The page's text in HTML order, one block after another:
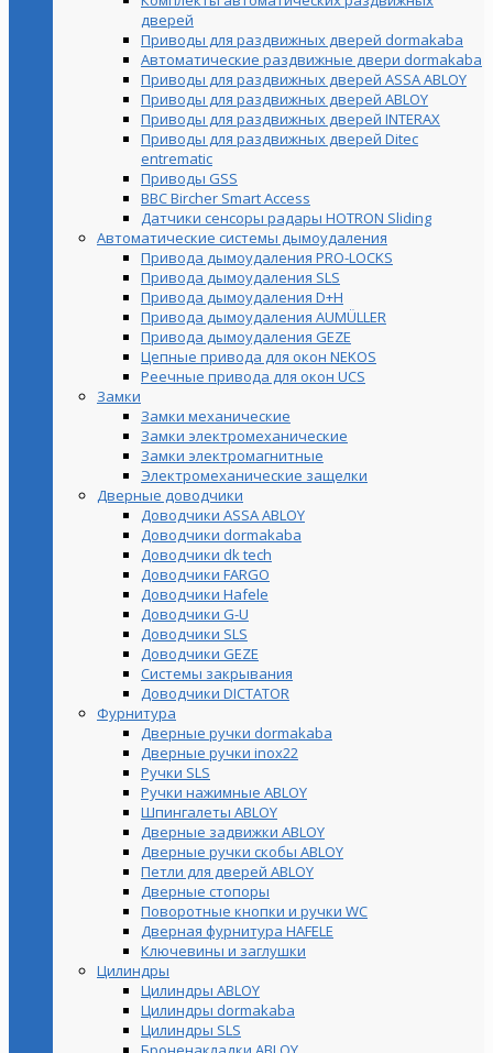
дверей
Приводы для раздвижных дверей dormakaba
Автоматические раздвижные двери dormakaba
Приводы для раздвижных дверей ASSA ABLOY
Приводы для раздвижных дверей ABLOY
Приводы для раздвижных дверей INTERAX
Приводы для раздвижных дверей Ditec
entrematic
Приводы GSS
BBC Bircher Smart Access
Датчики сенсоры радары HOTRON Sliding
Автоматические системы дымоудаления
Привода дымоудаления PRO-LOCKS
Привода дымоудаления SLS
Привода дымоудаления D+H
Привода дымоудаления AUMÜLLER
Привода дымоудаления GEZE
Цепные привода для окон NEKOS
Реечные привода для окон UСS
Замки
Замки механические
Замки электромеханические
Замки электромагнитные
Электромеханические защелки
Дверные доводчики
Доводчики ASSA ABLOY
Доводчики dormakaba
Доводчики dk tech
Доводчики FARGO
Доводчики Hafele
Доводчики G-U
Доводчики SLS
Доводчики GEZE
Cистемы закрывания
Доводчики DICTATOR
Фурнитура
Дверные ручки dormakaba
Дверные ручки inox22
Ручки SLS
Ручки нажимные ABLOY
Шпингалеты ABLOY
Дверные задвижки ABLOY
Дверные ручки скобы ABLOY
Петли для дверей ABLOY
Дверные стопоры
Поворотные кнопки и ручки WC
Дверная фурнитура HAFELE
Ключевины и заглушки
Цилиндры
Цилиндры ABLOY
Цилиндры dormakaba
Цилиндры SLS